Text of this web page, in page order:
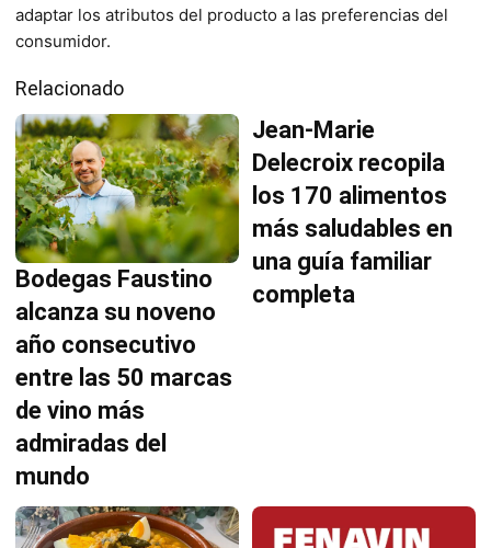
adaptar los atributos del producto a las preferencias del
consumidor.
Relacionado
Bodegas Faustino
alcanza su noveno
año consecutivo
entre las 50 marcas
de vino más
admiradas del
mundo
Jean-Marie
Delecroix recopila
los 170 alimentos
más saludables en
una guía familiar
completa